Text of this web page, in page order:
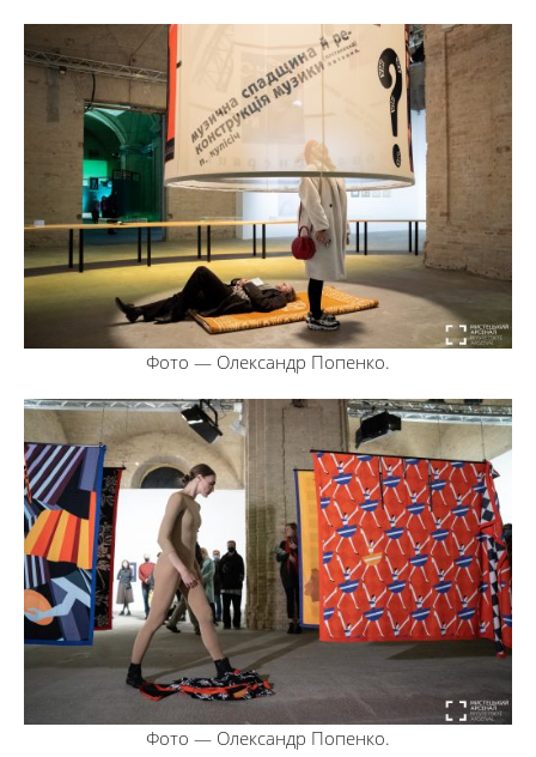
Фото — Олександр Попенко.
Фото — Олександр Попенко.